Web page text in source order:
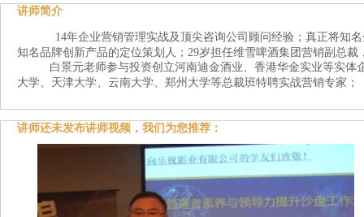
讲师简介
14年企业营销管理实战及顶尖咨询公司顾问经验；真正将知
知名品牌创新产品的定位策划人； 29岁担任维雪啤酒集团营销副总裁
白景元老师参与投资创立河南迪金酒业、香港华金实业等实体
大学、天津大学、云南大学、郑州大学等总裁班特聘实战营销专家；
讲师还未发布讲师视频，我们为您推荐：